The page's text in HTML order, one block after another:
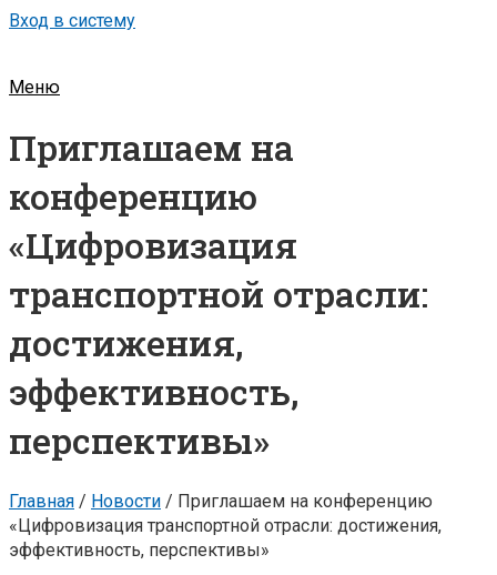
Вход в систему
Меню
Приглашаем на
конференцию
«Цифровизация
транспортной отрасли:
достижения,
эффективность,
перспективы»
Главная / Новости / Приглашаем на конференцию
«Цифровизация транспортной отрасли: достижения,
эффективность, перспективы»